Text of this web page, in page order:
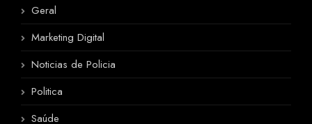
Geral
Marketing Digital
Noticias de Policia
Politica
Saúde